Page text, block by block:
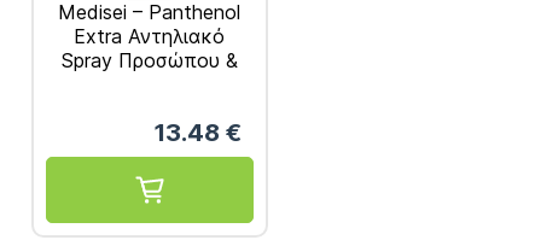
Medisei – Panthenol
Extra Αντηλιακό
Spray Προσώπου &
Πεπόνι 250ml
13.48 €